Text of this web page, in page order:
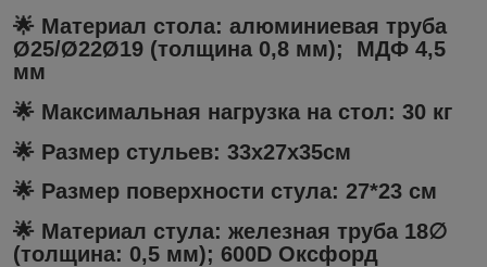
🌟 Материал стола: алюминиевая труба
Ø25/Ø22Ø19 (толщина 0,8 мм); МДФ 4,5
мм
🌟 Максимальная нагрузка на стол: 30 кг
🌟 Размер стульев: 33x27x35см
🌟 Размер поверхности стула: 27*23 см
🌟 Материал стула: железная труба 18∅
(толщина: 0,5 мм); 600D Оксфорд